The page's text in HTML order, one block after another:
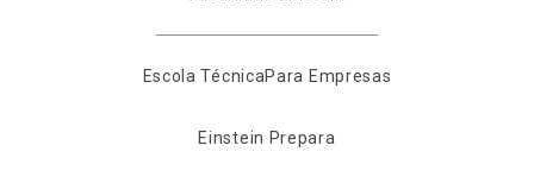
Escola TécnicaPara Empresas
Einstein Prepara